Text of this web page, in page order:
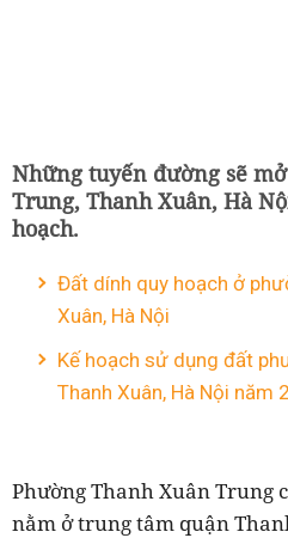
Những tuyến đường sẽ
Trung, Thanh Xuân, Hà
hoạch.
Đất dính quy hoạch ở
Xuân, Hà Nội
Kế hoạch sử dụng đất
Thanh Xuân, Hà Nội năm
PhườngThanh Xuân Trung
nằm ở trung tâm quận